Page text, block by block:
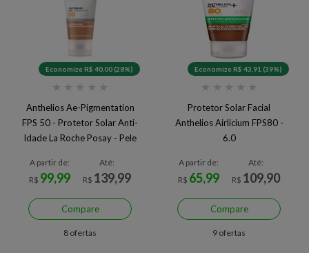
Economize R$ 40,00 (28%)
★ ★ ★ ★ ★
Anthelios Ae-Pigmentation
FPS 50 - Protetor Solar Anti-
Idade La Roche Posay - Pele
A partir de:
R$ 99,99
Até:
R$ 139,99
Compare
8 ofertas
Economize R$ 43,91 (39%)
★ ★ ★ ★ ★
Protetor Solar Facial
Anthelios Airlicium FPS80 -
6.0
A partir de:
R$ 65,99
Até:
R$ 109,90
Compare
9 ofertas